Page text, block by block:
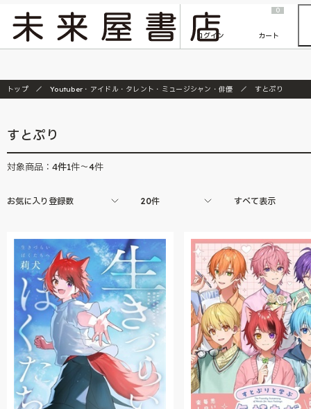
『ONE PIECE magazine 021 ONE PIECEカード付き同梱版』発売延期のご案内
ログイン
0
カート
トップ Youtuber・アイドル・タレント・ミュージシャン・俳優 すとぷり
すとぷり
対象商品： 4件1件～4件
お気に入り登録数 20件 すべて表示